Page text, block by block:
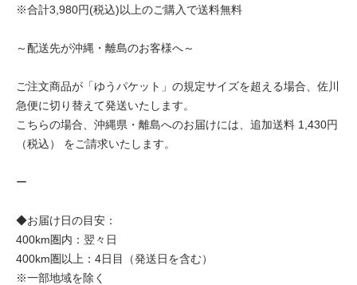
※合計3,980円(税込)以上のご購入で送料無料
～配送先が沖縄・離島のお客様へ～
ご注文商品が「ゆうパケット」の規定サイズを超える場合、佐川
急便に切り替えて発送いたします。
こちらの場合、沖縄県・離島へのお届けには、追加送料 1,430円
（税込） をご請求いたします。
ー
◆お届け日の目安：
400km圏内：翌々日
400km圏以上：4日目（発送日を含む）
※一部地域を除く